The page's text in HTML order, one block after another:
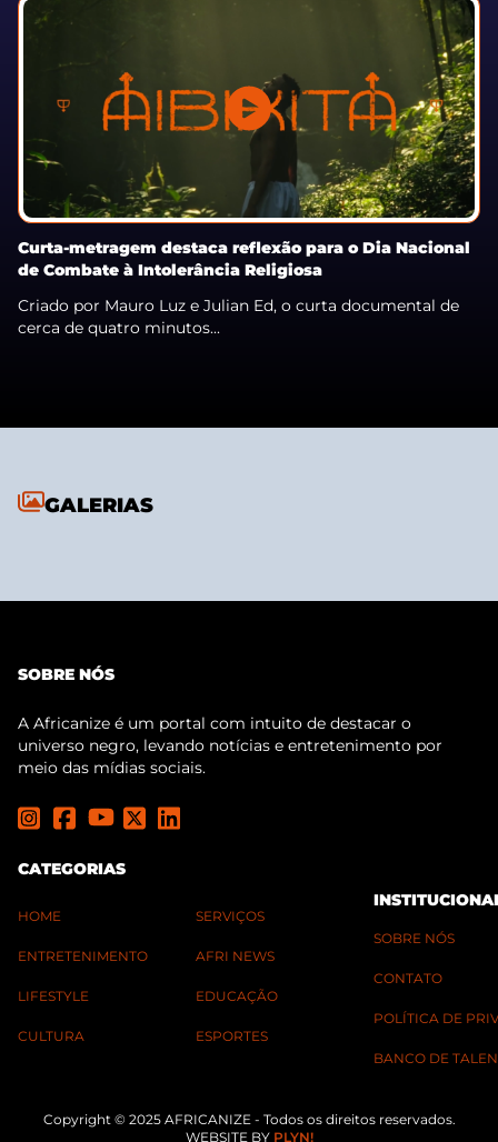
Curta-metragem destaca reflexão para o Dia Nacional
de Combate à Intolerância Religiosa
Criado por Mauro Luz e Julian Ed, o curta documental de
cerca de quatro minutos...
GALERIAS
SOBRE NÓS
A Africanize é um portal com intuito de destacar o
universo negro, levando notícias e entretenimento por
meio das mídias sociais.
CATEGORIAS
HOME
ENTRETENIMENTO
LIFESTYLE
CULTURA
SERVIÇOS
AFRI NEWS
EDUCAÇÃO
ESPORTES
SOBRE NÓS
CONTATO
POLÍTICA DE
BANCO DE
Copyright © 2025 AFRICANIZE - Todos os direitos reservados.
WEBSITE BY PLYN!